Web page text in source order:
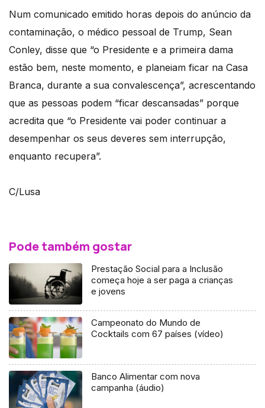
Num comunicado emitido horas depois do anúncio da
contaminação, o médico pessoal de Trump, Sean
Conley, disse que “o Presidente e a primeira dama
estão bem, neste momento, e planeiam ficar na Casa
Branca, durante a sua convalescença”, acrescentando
que as pessoas podem “ficar descansadas” porque
acredita que “o Presidente vai poder continuar a
desempenhar os seus deveres sem interrupção,
enquanto recupera”.
C/Lusa
Pode também gostar
Prestação Social para a Inclusão
começa hoje a ser paga a crianças
e jovens
Campeonato do Mundo de
Cocktails com 67 países (vídeo)
Banco Alimentar com nova
campanha (áudio)